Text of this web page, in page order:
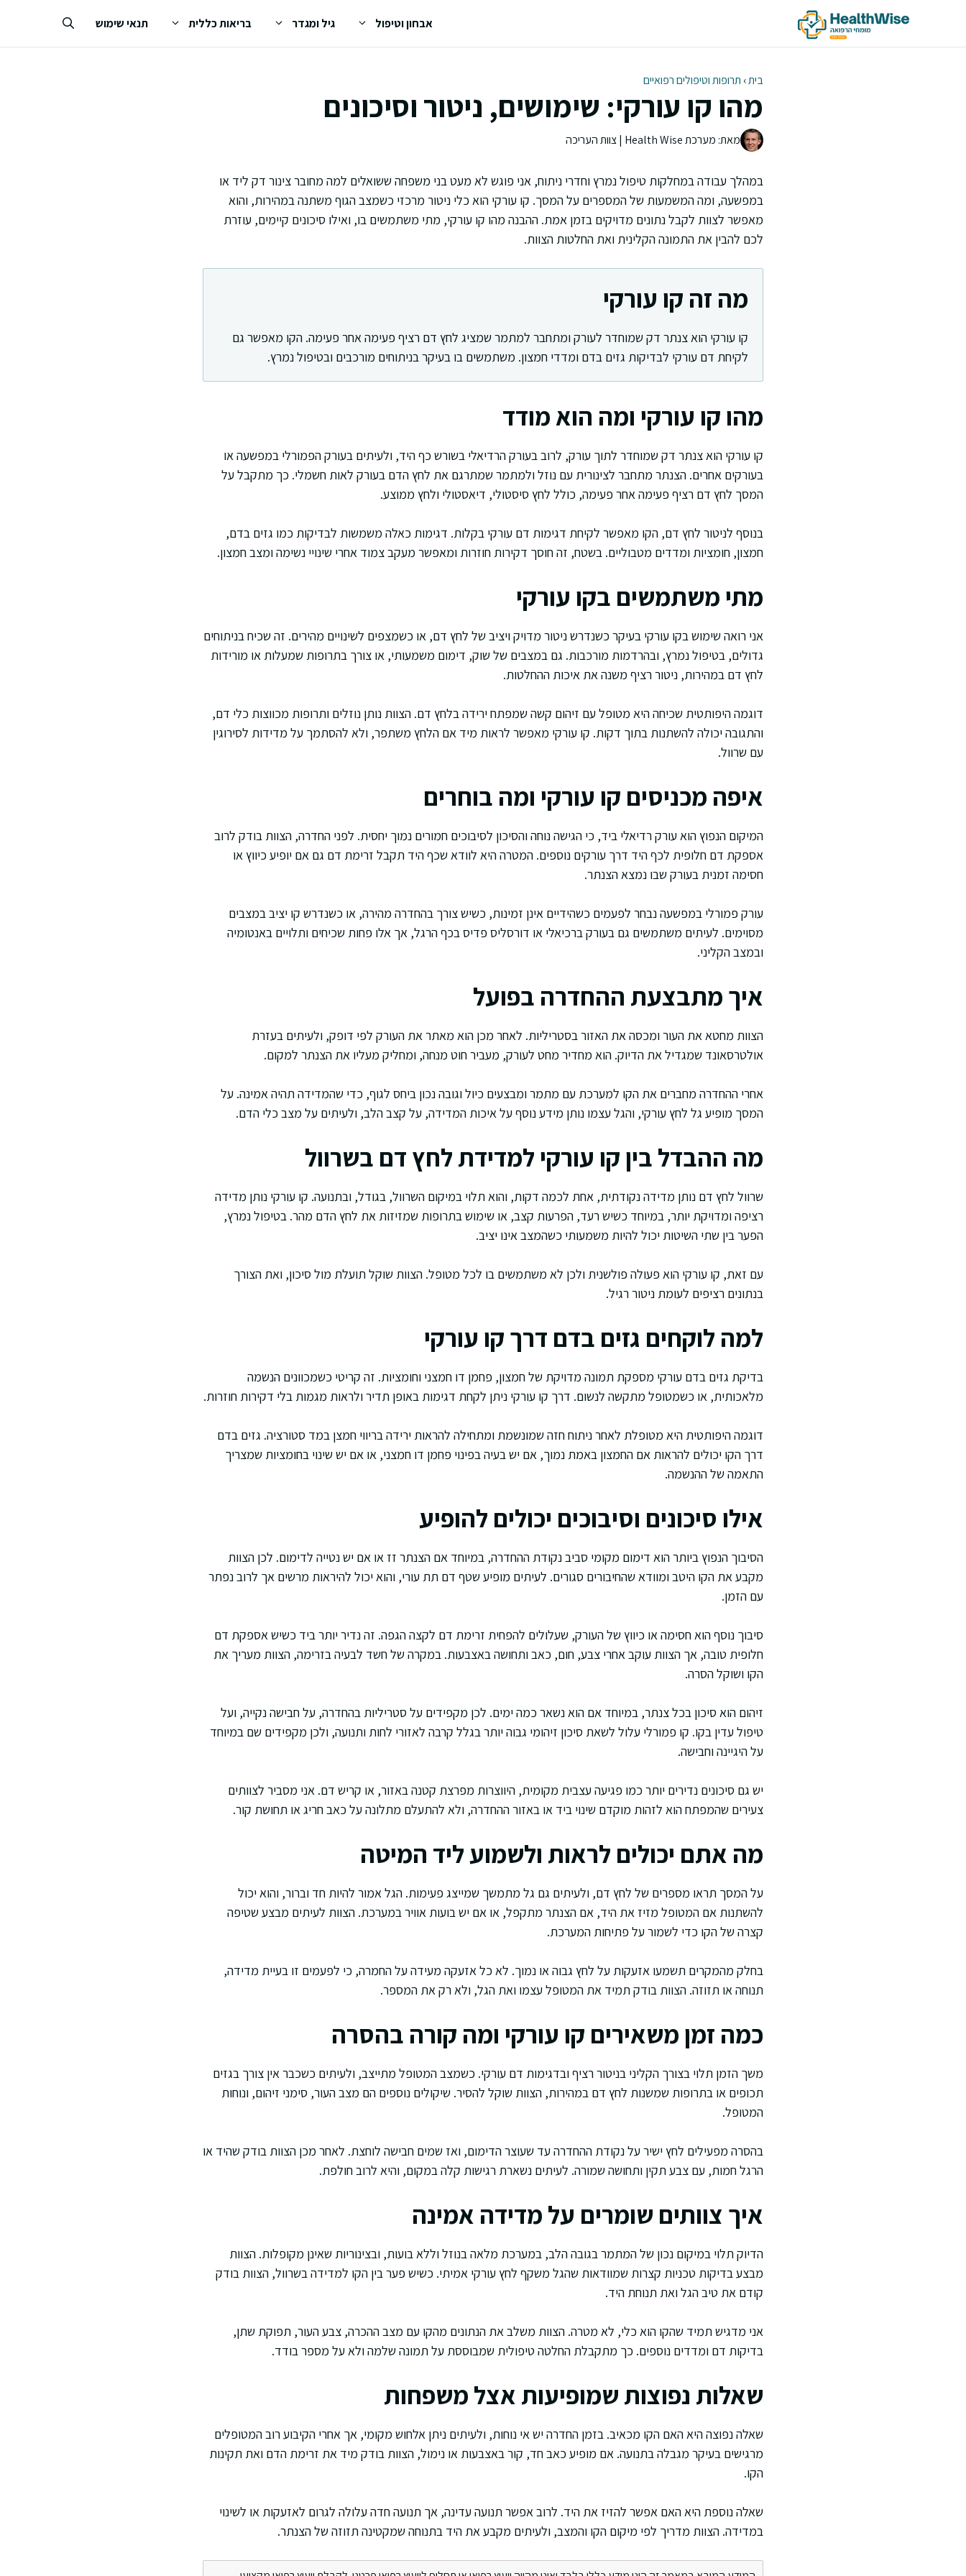
אבחון וטיפול גיל ומגדר בריאות כללית תנאי שימוש
בית› תרופות וטיפולים רפואיים
מהו קו עורקי: שימושים, ניטור וסיכונים
מאת: מערכת Health Wise | צוות העריכה
במהלך עבודה במחלקות טיפול נמרץ וחדרי ניתוח, אני פוגש לא מעט בני משפחה ששואלים למה מחובר צינור דק ליד או
במפשעה, ומה המשמעות של המספרים על המסך. קו עורקי הוא כלי ניטור מרכזי כשמצב הגוף משתנה במהירות, והוא
מאפשר לצוות לקבל נתונים מדויקים בזמן אמת. ההבנה מהו קו עורקי, מתי משתמשים בו, ואילו סיכונים קיימים, עוזרת
לכם להבין את התמונה הקלינית ואת החלטות הצוות.
מה זה קו עורקי
קו עורקי הוא צנתר דק שמוחדר לעורק ומתחבר למתמר שמציג לחץ דם רציף פעימה אחר פעימה. הקו מאפשר גם
לקיחת דם עורקי לבדיקות גזים בדם ומדדי חמצון. משתמשים בו בעיקר בניתוחים מורכבים ובטיפול נמרץ.
מהו קו עורקי ומה הוא מודד
קו עורקי הוא צנתר דק שמוחדר לתוך עורק, לרוב בעורק הרדיאלי בשורש כף היד, ולעיתים בעורק הפמורלי במפשעה או
בעורקים אחרים. הצנתר מתחבר לצינורית עם נוזל ולמתמר שמתרגם את לחץ הדם בעורק לאות חשמלי. כך מתקבל על
המסך לחץ דם רציף פעימה אחר פעימה, כולל לחץ סיסטולי, דיאסטולי ולחץ ממוצע.
בנוסף לניטור לחץ דם, הקו מאפשר לקיחת דגימות דם עורקי בקלות. דגימות כאלה משמשות לבדיקות כמו גזים בדם,
חמצון, חומציות ומדדים מטבוליים. בשטח, זה חוסך דקירות חוזרות ומאפשר מעקב צמוד אחרי שינויי נשימה ומצב חמצון.
מתי משתמשים בקו עורקי
אני רואה שימוש בקו עורקי בעיקר כשנדרש ניטור מדויק ויציב של לחץ דם, או כשמצפים לשינויים מהירים. זה שכיח בניתוחים
גדולים, בטיפול נמרץ, ובהרדמות מורכבות. גם במצבים של שוק, דימום משמעותי, או צורך בתרופות שמעלות או מורידות
לחץ דם במהירות, ניטור רציף משנה את איכות ההחלטות.
דוגמה היפותטית שכיחה היא מטופל עם זיהום קשה שמפתח ירידה בלחץ דם. הצוות נותן נוזלים ותרופות מכווצות כלי דם,
והתגובה יכולה להשתנות בתוך דקות. קו עורקי מאפשר לראות מיד אם הלחץ משתפר, ולא להסתמך על מדידות לסירוגין
עם שרוול.
איפה מכניסים קו עורקי ומה בוחרים
המיקום הנפוץ הוא עורק רדיאלי ביד, כי הגישה נוחה והסיכון לסיבוכים חמורים נמוך יחסית. לפני החדרה, הצוות בודק לרוב
אספקת דם חלופית לכף היד דרך עורקים נוספים. המטרה היא לוודא שכף היד תקבל זרימת דם גם אם יופיע כיווץ או
חסימה זמנית בעורק שבו נמצא הצנתר.
עורק פמורלי במפשעה נבחר לפעמים כשהידיים אינן זמינות, כשיש צורך בהחדרה מהירה, או כשנדרש קו יציב במצבים
מסוימים. לעיתים משתמשים גם בעורק ברכיאלי או דורסליס פדיס בכף הרגל, אך אלו פחות שכיחים ותלויים באנטומיה
ובמצב הקליני.
איך מתבצעת ההחדרה בפועל
הצוות מחטא את העור ומכסה את האזור בסטריליות. לאחר מכן הוא מאתר את העורק לפי דופק, ולעיתים בעזרת
אולטרסאונד שמגדיל את הדיוק. הוא מחדיר מחט לעורק, מעביר חוט מנחה, ומחליק מעליו את הצנתר למקום.
אחרי ההחדרה מחברים את הקו למערכת עם מתמר ומבצעים כיול וגובה נכון ביחס לגוף, כדי שהמדידה תהיה אמינה. על
המסך מופיע גל לחץ עורקי, והגל עצמו נותן מידע נוסף על איכות המדידה, על קצב הלב, ולעיתים על מצב כלי הדם.
מה ההבדל בין קו עורקי למדידת לחץ דם בשרוול
שרוול לחץ דם נותן מדידה נקודתית, אחת לכמה דקות, והוא תלוי במיקום השרוול, בגודל, ובתנועה. קו עורקי נותן מדידה
רציפה ומדויקת יותר, במיוחד כשיש רעד, הפרעות קצב, או שימוש בתרופות שמזיזות את לחץ הדם מהר. בטיפול נמרץ,
הפער בין שתי השיטות יכול להיות משמעותי כשהמצב אינו יציב.
עם זאת, קו עורקי הוא פעולה פולשנית ולכן לא משתמשים בו לכל מטופל. הצוות שוקל תועלת מול סיכון, ואת הצורך
בנתונים רציפים לעומת ניטור רגיל.
למה לוקחים גזים בדם דרך קו עורקי
בדיקת גזים בדם עורקי מספקת תמונה מדויקת של חמצון, פחמן דו חמצני וחומציות. זה קריטי כשמכוונים הנשמה
מלאכותית, או כשמטופל מתקשה לנשום. דרך קו עורקי ניתן לקחת דגימות באופן תדיר ולראות מגמות בלי דקירות חוזרות.
דוגמה היפותטית היא מטופלת לאחר ניתוח חזה שמונשמת ומתחילה להראות ירידה בריווי חמצן במד סטורציה. גזים בדם
דרך הקו יכולים להראות אם החמצון באמת נמוך, אם יש בעיה בפינוי פחמן דו חמצני, או אם יש שינוי בחומציות שמצריך
התאמה של ההנשמה.
אילו סיכונים וסיבוכים יכולים להופיע
הסיבוך הנפוץ ביותר הוא דימום מקומי סביב נקודת ההחדרה, במיוחד אם הצנתר זז או אם יש נטייה לדימום. לכן הצוות
מקבע את הקו היטב ומוודא שהחיבורים סגורים. לעיתים מופיע שטף דם תת עורי, והוא יכול להיראות מרשים אך לרוב נפתר
עם הזמן.
סיבוך נוסף הוא חסימה או כיווץ של העורק, שעלולים להפחית זרימת דם לקצה הגפה. זה נדיר יותר ביד כשיש אספקת דם
חלופית טובה, אך הצוות עוקב אחרי צבע, חום, כאב ותחושה באצבעות. במקרה של חשד לבעיה בזרימה, הצוות מעריך את
הקו ושוקל הסרה.
זיהום הוא סיכון בכל צנתר, במיוחד אם הוא נשאר כמה ימים. לכן מקפידים על סטריליות בהחדרה, על חבישה נקייה, ועל
טיפול עדין בקו. קו פמורלי עלול לשאת סיכון זיהומי גבוה יותר בגלל קרבה לאזורי לחות ותנועה, ולכן מקפידים שם במיוחד
על היגיינה וחבישה.
יש גם סיכונים נדירים יותר כמו פגיעה עצבית מקומית, היווצרות מפרצת קטנה באזור, או קריש דם. אני מסביר לצוותים
צעירים שהמפתח הוא לזהות מוקדם שינוי ביד או באזור ההחדרה, ולא להתעלם מתלונה על כאב חריג או תחושת קור.
מה אתם יכולים לראות ולשמוע ליד המיטה
על המסך תראו מספרים של לחץ דם, ולעיתים גם גל מתמשך שמייצג פעימות. הגל אמור להיות חד וברור, והוא יכול
להשתנות אם המטופל מזיז את היד, אם הצנתר מתקפל, או אם יש בועות אוויר במערכת. הצוות לעיתים מבצע שטיפה
קצרה של הקו כדי לשמור על פתיחות המערכת.
בחלק מהמקרים תשמעו אזעקות על לחץ גבוה או נמוך. לא כל אזעקה מעידה על החמרה, כי לפעמים זו בעיית מדידה,
תנוחה או תזוזה. הצוות בודק תמיד את המטופל עצמו ואת הגל, ולא רק את המספר.
כמה זמן משאירים קו עורקי ומה קורה בהסרה
משך הזמן תלוי בצורך הקליני בניטור רציף ובדגימות דם עורקי. כשמצב המטופל מתייצב, ולעיתים כשכבר אין צורך בגזים
תכופים או בתרופות שמשנות לחץ דם במהירות, הצוות שוקל להסיר. שיקולים נוספים הם מצב העור, סימני זיהום, ונוחות
המטופל.
בהסרה מפעילים לחץ ישיר על נקודת ההחדרה עד שעוצר הדימום, ואז שמים חבישה לוחצת. לאחר מכן הצוות בודק שהיד או
הרגל חמות, עם צבע תקין ותחושה שמורה. לעיתים נשארת רגישות קלה במקום, והיא לרוב חולפת.
איך צוותים שומרים על מדידה אמינה
הדיוק תלוי במיקום נכון של המתמר בגובה הלב, במערכת מלאה בנוזל וללא בועות, ובצינוריות שאינן מקופלות. הצוות
מבצע בדיקות טכניות קצרות שמוודאות שהגל משקף לחץ עורקי אמיתי. כשיש פער בין הקו למדידה בשרוול, הצוות בודק
קודם את טיב הגל ואת תנוחת היד.
אני מדגיש תמיד שהקו הוא כלי, לא מטרה. הצוות משלב את הנתונים מהקו עם מצב ההכרה, צבע העור, תפוקת שתן,
בדיקות דם ומדדים נוספים. כך מתקבלת החלטה טיפולית שמבוססת על תמונה שלמה ולא על מספר בודד.
שאלות נפוצות שמופיעות אצל משפחות
שאלה נפוצה היא האם הקו מכאיב. בזמן החדרה יש אי נוחות, ולעיתים ניתן אלחוש מקומי, אך אחרי הקיבוע רוב המטופלים
מרגישים בעיקר מגבלה בתנועה. אם מופיע כאב חד, קור באצבעות או נימול, הצוות בודק מיד את זרימת הדם ואת תקינות
הקו.
שאלה נוספת היא האם אפשר להזיז את היד. לרוב אפשר תנועה עדינה, אך תנועה חדה עלולה לגרום לאזעקות או לשינוי
במדידה. הצוות מדריך לפי מיקום הקו והמצב, ולעיתים מקבע את היד בתנוחה שמקטינה תזוזה של הצנתר.